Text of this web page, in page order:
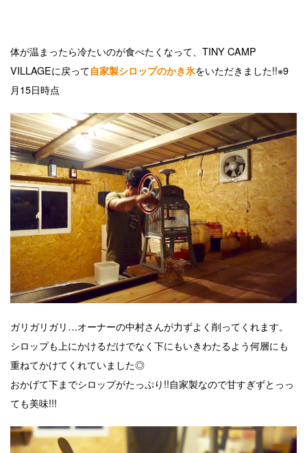
体が温まったら冷たいのが食べたくなって、TINY CAMP
VILLAGEに戻って自家製シロップのかき氷をいただきました!!※9
月15日時点
ガリガリガリ…オーナーの中村さんが力ずよく削ってくれます。
シロップも上にかけるだけでなく下にもいきわたるよう何層にも
重ねてかけてくれていました◎
おかげて下までシロップがたっぷり!!自家製なので甘すぎずとっっ
ても美味!!!